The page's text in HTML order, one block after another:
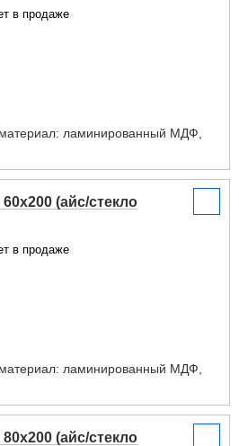
в продаже
материал: ламинированный МДФ,
(айс/стекло
в продаже
материал: ламинированный МДФ,
(айс/стекло